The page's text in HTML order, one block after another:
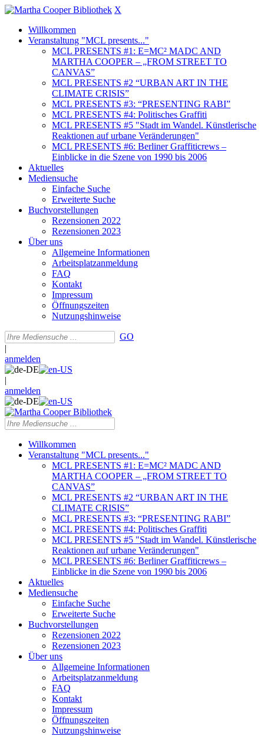
X
Willkommen
Veranstaltung "MCL presents..."
MCL PRESENTS #1: E=MC² MADC AND
MARTHA COOPER – „FROM STREET TO
CANVAS”
MCL PRESENTS #2 “URBAN ART IN THE
CLIMATE CRISIS”
MCL PRESENTS #3: “PRESENTING RABI”
MCL PRESENTS #4: Politisches Graffiti
MCL PRESENTS #5 "Stadt im Wandel. Künstlerische
Reaktionen auf urbane Veränderungen"
MCL PRESENTS #6: Berliner Graffiticrews –
Einblicke in die Szene von 1990 bis 2006
Aktuelles
Mediensuche
Einfache Suche
Erweiterte Suche
Buchvorstellungen
Rezensionen 2022
Rezensionen 2023
Über uns
Allgemeine Informationen
Arbeitsplatzanmeldung
FAQ
Kontakt
Impressum
Öffnungszeiten
Nutzungshinweise
GO
|
anmelden
|
anmelden
Willkommen
Veranstaltung "MCL presents..."
MCL PRESENTS #1: E=MC² MADC AND
MARTHA COOPER – „FROM STREET TO
CANVAS”
MCL PRESENTS #2 “URBAN ART IN THE
CLIMATE CRISIS”
MCL PRESENTS #3: “PRESENTING RABI”
MCL PRESENTS #4: Politisches Graffiti
MCL PRESENTS #5 "Stadt im Wandel. Künstlerische
Reaktionen auf urbane Veränderungen"
MCL PRESENTS #6: Berliner Graffiticrews –
Einblicke in die Szene von 1990 bis 2006
Aktuelles
Mediensuche
Einfache Suche
Erweiterte Suche
Buchvorstellungen
Rezensionen 2022
Rezensionen 2023
Über uns
Allgemeine Informationen
Arbeitsplatzanmeldung
FAQ
Kontakt
Impressum
Öffnungszeiten
Nutzungshinweise